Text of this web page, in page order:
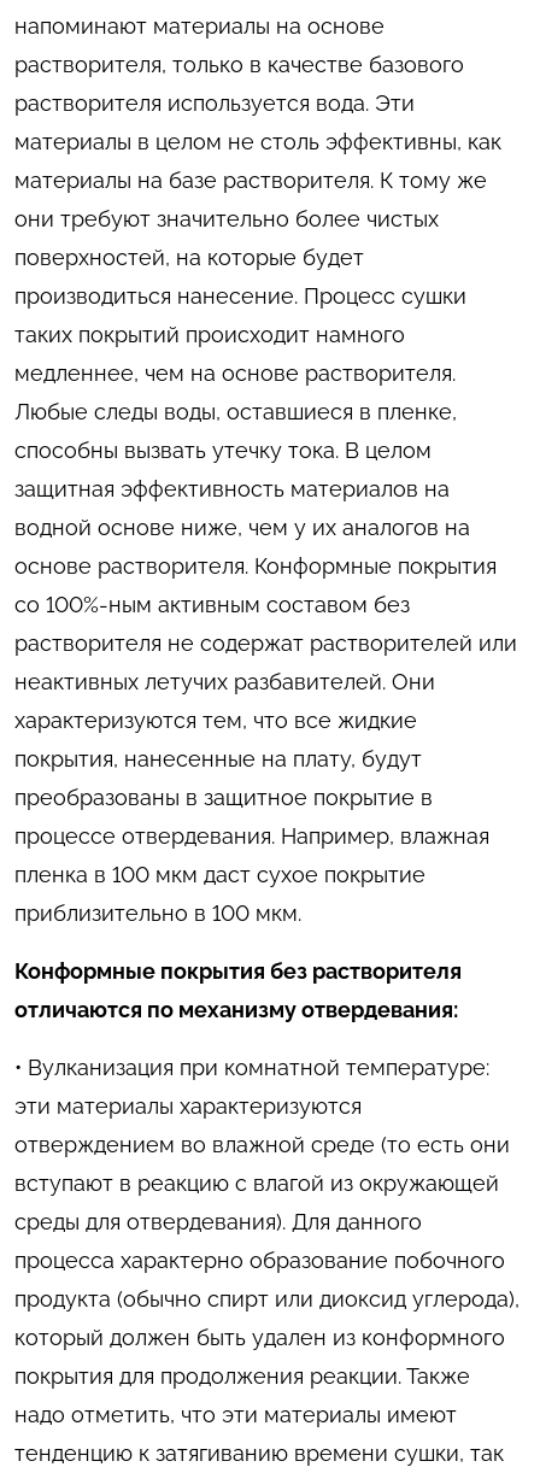
напоминают материалы на основе
растворителя, только в качестве базового
растворителя используется вода. Эти
материалы в целом не столь эффективны, как
материалы на базе растворителя. К тому же
они требуют значительно более чистых
поверхностей, на которые будет
производиться нанесение. Процесс сушки
таких покрытий происходит намного
медленнее, чем на основе растворителя.
Любые следы воды, оставшиеся в пленке,
способны вызвать утечку тока. В целом
защитная эффективность материалов на
водной основе ниже, чем у их аналогов на
основе растворителя. Конформные покрытия
со 100%-ным активным составом без
растворителя не содержат растворителей или
неактивных летучих разбавителей. Они
характеризуются тем, что все жидкие
покрытия, нанесенные на плату, будут
преобразованы в защитное покрытие в
процессе отвердевания. Например, влажная
пленка в 100 мкм даст сухое покрытие
приблизительно в 100 мкм.
Конформные покрытия без растворителя
отличаются по механизму отвердевания:
• Вулканизация при комнатной температуре:
эти материалы характеризуются
отверждением во влажной среде (то есть они
вступают в реакцию с влагой из окружающей
среды для отвердевания). Для данного
процесса характерно образование побочного
продукта (обычно спирт или диоксид углерода),
который должен быть удален из конформного
покрытия для продолжения реакции. Также
надо отметить, что эти материалы имеют
тенденцию к затягиванию времени сушки, так